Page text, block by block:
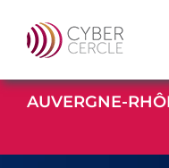
contenu
AUVERGNE-